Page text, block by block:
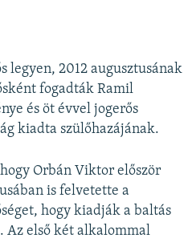
legyen, 2012 augusztusának
fogadták Ramil
és öt évvel jogerős
kiadta szülőhazájának.
Orbán Viktor először
is felvetette a
hogy kiadják a baltás
Az első két alkalommal